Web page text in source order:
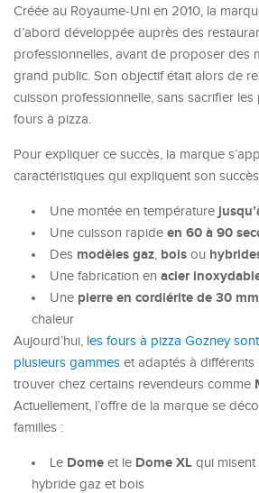
Créée au Royaume-Uni en 2010, la
d’abord développée auprès des
professionnelles, avant de proposer des
grand public. Son objectif était alors de
cuisson professionnelle, sans sacrifier
fours à pizza.
Pour expliquer ce succès, la marque
caractéristiques qui expliquent son
Une montée en température
Une cuisson rapide en 60 à 90
Des modèles gaz, bois ou
Une fabrication en acier
Une pierre en cordiérite de 30 mm
chaleur
Aujourd’hui, les fours à pizza Gozney
plusieurs gammes et adaptés à différents
trouver chez certains revendeurs comme
Actuellement, l’offre de la marque se
familles :
Le Dome et le Dome XL qui misent
hybride gaz et bois